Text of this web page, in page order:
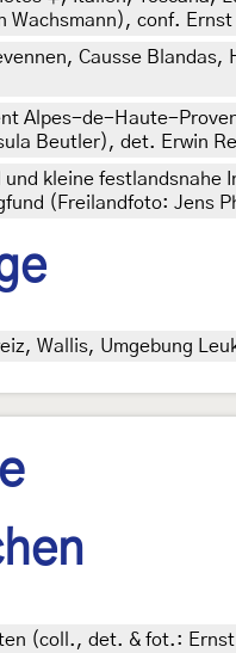
Wachsmann), conf. Ernst
Causse
Alpes-de-Haute-
Beutler), det. Erwin
kleine festlandsnahe
(Freilandfoto: Jens
Wallis, Umgebung
(coll., det. & fot.: